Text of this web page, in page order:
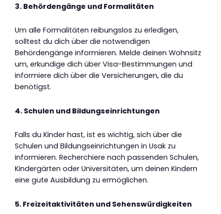
3. Behördengänge und Formalitäten
Um alle Formalitäten reibungslos zu erledigen,
solltest du dich über die notwendigen
Behördengänge informieren. Melde deinen Wohnsitz
um, erkundige dich über Visa-Bestimmungen und
informiere dich über die Versicherungen, die du
benötigst.
4. Schulen und Bildungseinrichtungen
Falls du Kinder hast, ist es wichtig, sich über die
Schulen und Bildungseinrichtungen in Usak zu
informieren. Recherchiere nach passenden Schulen,
Kindergärten oder Universitäten, um deinen Kindern
eine gute Ausbildung zu ermöglichen.
5. Freizeitaktivitäten und Sehenswürdigkeiten